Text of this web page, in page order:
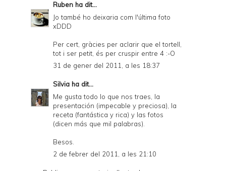
Ruben ha dit...
Jo també ho deixaria com l'última foto
xDDD
Per cert, gràcies per aclarir que el tortell,
tot i ser petit, és per cruspir entre 4 :-O
31 de gener del 2011, a les 18:37
Silvia ha dit...
Me gusta todo lo que nos traes, la
presentación (impecable y preciosa), la
receta (fantástica y rica) y las fotos
(dicen más que mil palabras).
Besos.
2 de febrer del 2011, a les 21:10